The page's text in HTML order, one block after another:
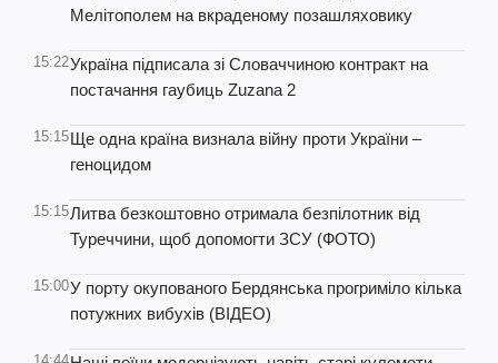
Мелітополем на вкраденому позашляховику
15:22Україна підписала зі Словаччиною контракт на
постачання гаубиць Zuzana 2
15:15Ще одна країна визнала війну проти України –
геноцидом
15:15Литва безкоштовно отримала безпілотник від
Туреччини, щоб допомогти ЗСУ (ФОТО)
15:00У порту окупованого Бердянська прогриміло кілька
потужних вибухів (ВІДЕО)